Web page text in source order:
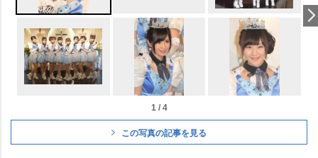
1 / 4
この写真の記事を見る